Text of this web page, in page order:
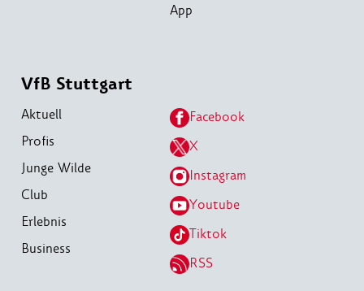
App
VfB Stuttgart
Aktuell
Profis
Junge Wilde
Club
Erlebnis
Business
Facebook
X
Instagram
Youtube
Tiktok
RSS